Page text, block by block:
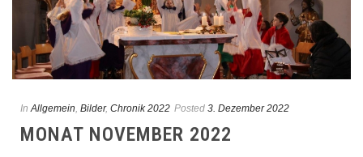
In Allgemein Bilder, Chronik 2022 Posted 3. Dezember 2022
MONAT NOVEMBER 2022